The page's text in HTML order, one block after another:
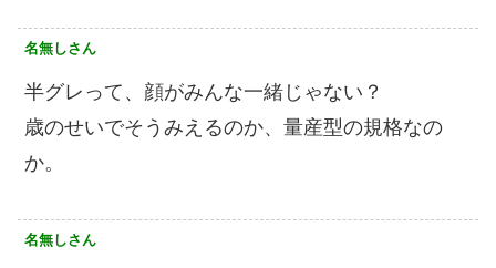
名無しさん
半グレって、顔がみんな一緒じゃない？
歳のせいでそうみえるのか、量産型の規格なの
か。
名無しさん